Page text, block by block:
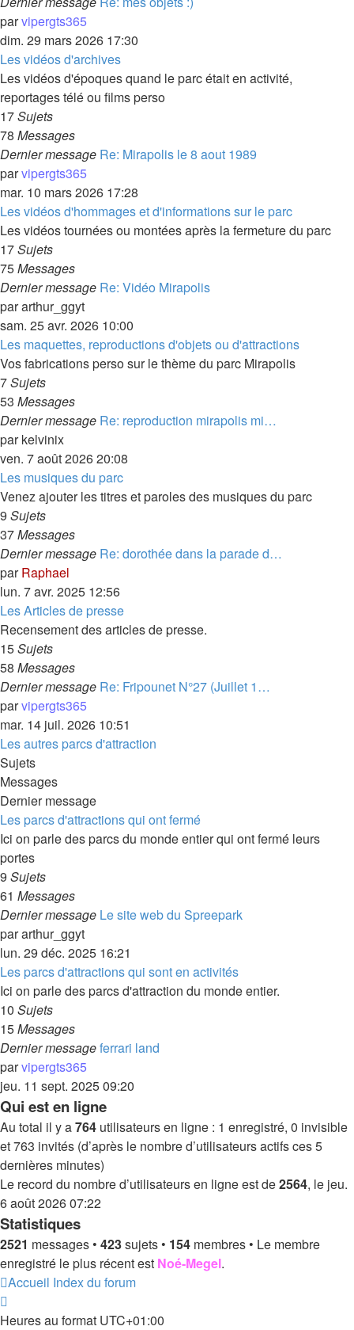
parvipergts365
dim. 29 mars 2026 17:30
Les vidéos d'archives
Les vidéos d'époques quand le parc était en activité,
reportages télé ou films perso
17Sujets
78 Messages
Dernier message Re: Mirapolis le 8 aout 1989
parvipergts365
mar. 10 mars 2026 17:28
Les vidéos d'hommages et d'informations sur le parc
Les vidéos tournées ou montées après la fermeture du parc
17Sujets
75Messages
Dernier message Re: Vidéo Mirapolis
pararthur_ggyt
sam. 25 avr. 2026 10:00
Les maquettes, reproductions d'objets ou d'attractions
Vos fabrications perso sur le thème du parc Mirapolis
7Sujets
53 Messages
Dernier message Re: reproduction mirapolis mi…
parkelvinix
ven. 7 août 2026 20:08
Les musiques du parc
Venez ajouter les titres et paroles des musiques du parc
9 Sujets
37Messages
Dernier message Re: dorothée dans la parade d…
parRaphael
lun. 7 avr. 2025 12:56
Les Articles de presse
Recensement des articles de presse.
15Sujets
58 Messages
Dernier message Re: Fripounet N°27 (Juillet 1…
parvipergts365
mar. 14 juil. 2026 10:51
Les autres parcs d'attraction
Sujets
Messages
Dernier message
Les parcs d'attractions qui ont fermé
Ici on parle des parcs du monde entier qui ont fermé leurs
portes
9 Sujets
61 Messages
Dernier message Le site web du Spreepark
pararthur_ggyt
lun. 29 déc. 2025 16:21
Les parcs d'attractions qui sont en activités
Ici on parle des parcs d'attraction du monde entier.
10 Sujets
15Messages
Dernier messageferrari land
parvipergts365
jeu. 11 sept. 2025 09:20
Qui est en ligne
Au total il y a764 utilisateurs en ligne : 1 enregistré, 0 invisible
et 763 invités (d’après le nombre d’utilisateurs actifs ces 5
dernières minutes)
Le record du nombre d’utilisateurs en ligne est de2564, le jeu.
6 août 2026 07:22
Statistiques
2521 messages • 423sujets • 154 membres • Le membre
enregistré le plus récent est Noé-Megel.
Accueil Index du forum
Heures au format UTC+01:00